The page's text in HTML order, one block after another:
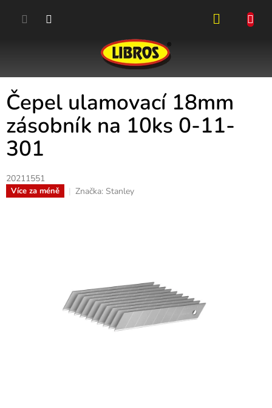
Čepel ulamovací 18mm
zásobník na 10ks 0-11-
301
20211551
Více za méně Značka: Stanley